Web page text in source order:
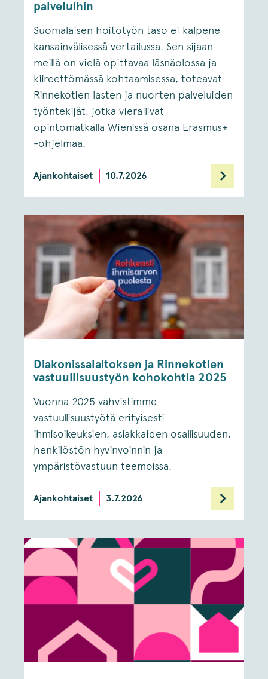
palveluihin
Suomalaisen hoitotyön taso ei kalpene
kansainvälisessä vertailussa. Sen sijaan
meillä on vielä opittavaa läsnäolossa ja
kiireettömässä kohtaamisessa, toteavat
Rinnekotien lasten ja nuorten palveluiden
työntekijät, jotka vierailivat
opintomatkalla Wienissä osana Erasmus+
-ohjelmaa.
Ajankohtaiset 10.7.2026
Diakonissalaitoksen ja Rinnekotien
vastuullisuustyön kohokohtia 2025
Vuonna 2025 vahvistimme
vastuullisuustyötä erityisesti
ihmisoikeuksien, asiakkaiden osallisuuden,
henkilöstön hyvinvoinnin ja
ympäristövastuun teemoissa.
Ajankohtaiset 3.7.2026